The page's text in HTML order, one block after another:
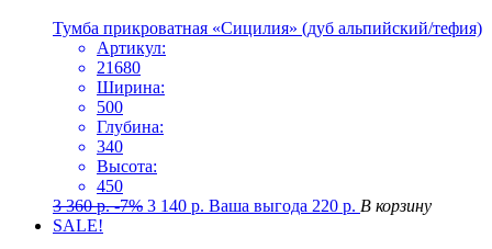
Тумба прикроватная «Сицилия» (дуб альпийский/тефия)
Артикул:
21680
Ширина:
500
Глубина:
340
Высота:
450
3 360р. -7% 3 140 р. Ваша выгода 220 р. В корзину
SALE!